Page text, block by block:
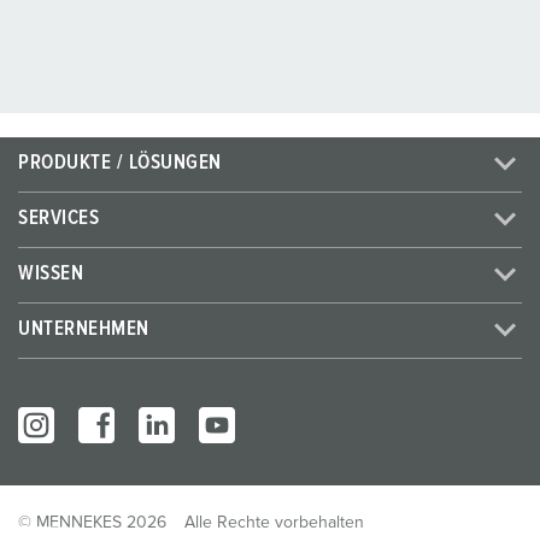
PRODUKTE / LÖSUNGEN
SERVICES
WISSEN
UNTERNEHMEN
© MENNEKES 2026 Alle Rechte vorbehalten